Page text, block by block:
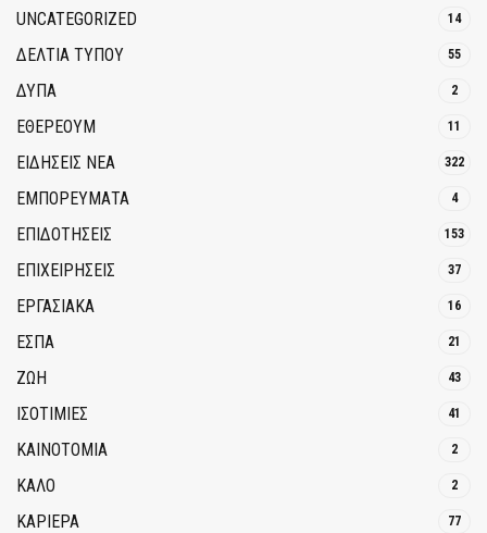
UNCATEGORIZED 14
ΔΕΛΤΙΑ ΤΥΠΟΥ 55
ΔΥΠΑ 2
ΕΘΈΡΕΟΥΜ 11
ΕΙΔΗΣΕΙΣ ΝΕΑ 322
ΕΜΠΟΡΕΥΜΑΤΑ 4
ΕΠΙΔΟΤΗΣΕΙΣ 153
ΕΠΙΧΕΙΡΗΣΕΙΣ 37
ΕΡΓΑΣΙΑΚΑ 16
ΕΣΠΑ 21
ΖΩΗ 43
ΙΣΟΤΙΜΙΕΣ 41
ΚΑΙΝΟΤΟΜΊΑ 2
ΚΑΛΟ 2
ΚΑΡΙΕΡΑ 77